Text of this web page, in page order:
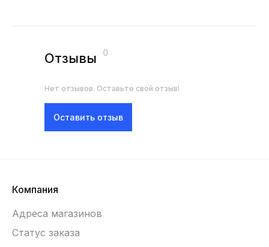
Отзывы 0
Нет отзывов. Оставьте свой отзыв!
Оставить отзыв
Компания
Адреса магазинов
Статус заказа